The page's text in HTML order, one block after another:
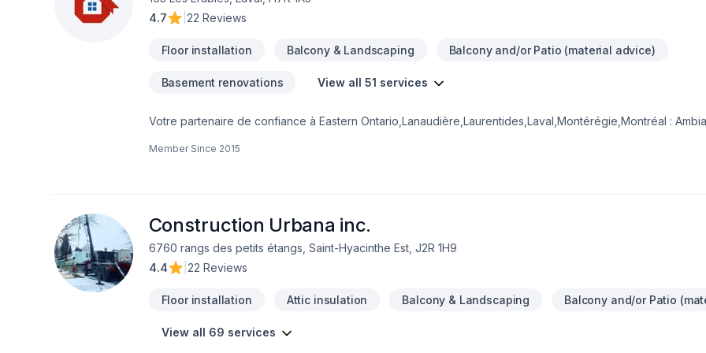
4.7
22 Reviews
Floor installation Balcony & Landscaping Balcony and/or Patio (material advice)
Basement renovations View all 51 services
Votre partenaire de confiance à Eastern Ontario,Lanaudière,Laurentides,Laval,Montérégie,Montréal :
Excavation intérieur, Fissures, Fondations, Foyer et poêle, Gypse, Horticulture, Irrigation, Margelle, Muret,
Member Since 2015
Construction Urbana inc.
6760 rangs des petits étangs, Saint-Hyacinthe Est, J2R 1H9
4.4
22 Reviews
Floor installation Attic insulation Balcony & Landscaping Balcony and/or Patio
View all 69 services